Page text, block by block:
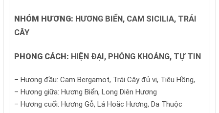
NHÓM HƯƠNG: HƯƠNG BIỂN, CAM SICILIA, TRÁI
CÂY
PHONG CÁCH: HIỆN ĐẠI, PHÓNG KHOÁNG, TỰ TIN
– Hương đầu: Cam Bergamot, Trái Cây đủ vị, Tiêu Hồng,
– Hương giữa: Hương Biển, Long Diên Hương
– Hương cuối: Hương Gỗ, Lá Hoắc Hương, Da Thuộc